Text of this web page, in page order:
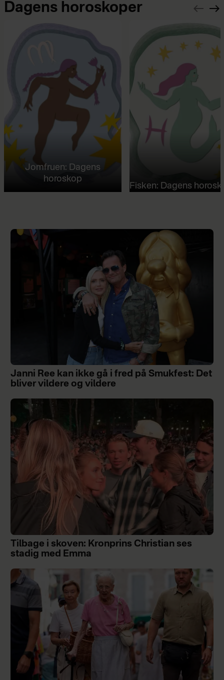
Dagens horoskoper
Jomfruen: Dagens
horoskop
Fisken: Dagens
Janni Ree kan ikke gå i fred på Smukfest: Det
bliver vildere og vildere
Tilbage i skoven: Kronprins Christian ses
stadig med Emma